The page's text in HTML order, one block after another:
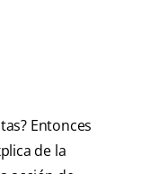
Entonces
de la